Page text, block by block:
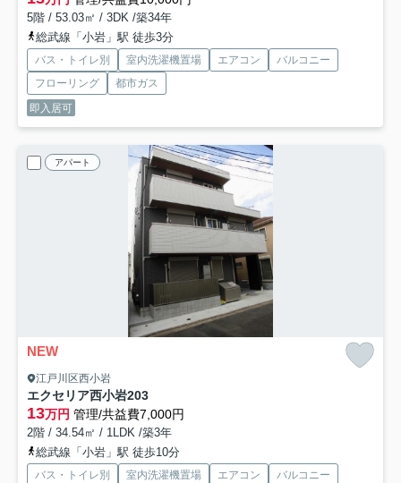
5階 / 53.03㎡ / 3DK /築34年
総武線「小岩」駅 徒歩3分
バス・トイレ別 室内洗濯機置場 エアコン
バルコニー
フローリング
都市ガス
即入居可
アパート
NEW
江戸川区西小岩
エクセリア西小岩203
13万円 管理/共益費7,000円
2階 / 34.54㎡ / 1LDK /築3年
総武線「小岩」駅 徒歩10分
バス・トイレ別 室内洗濯機置場 エアコン
バルコニー